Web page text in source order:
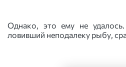
Однако, это ему не
ловивший неподалеку рыбу,